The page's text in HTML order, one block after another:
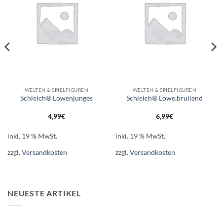
WELTEN & SPIELFIGUREN
Schleich® Löwenjunges
4,99€
inkl. 19 % MwSt.
zzgl.Versandkosten
WELTEN & SPIELFIGUREN
Schleich® Löwe,brüllend
6,99€
inkl. 19 % MwSt.
zzgl.Versandkosten
NEUESTE ARTIKEL